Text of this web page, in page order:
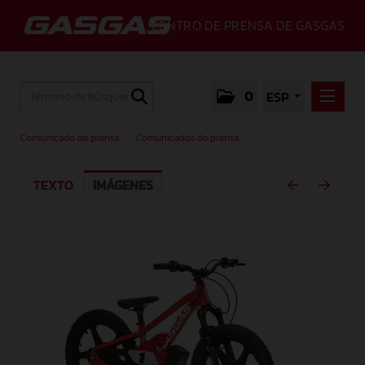
CENTRO DE PRENSA DE GASGAS
0 ESP
MEDIA
Comunicado de prensa Comunicados de prensa
TEXTO IMÁGENES